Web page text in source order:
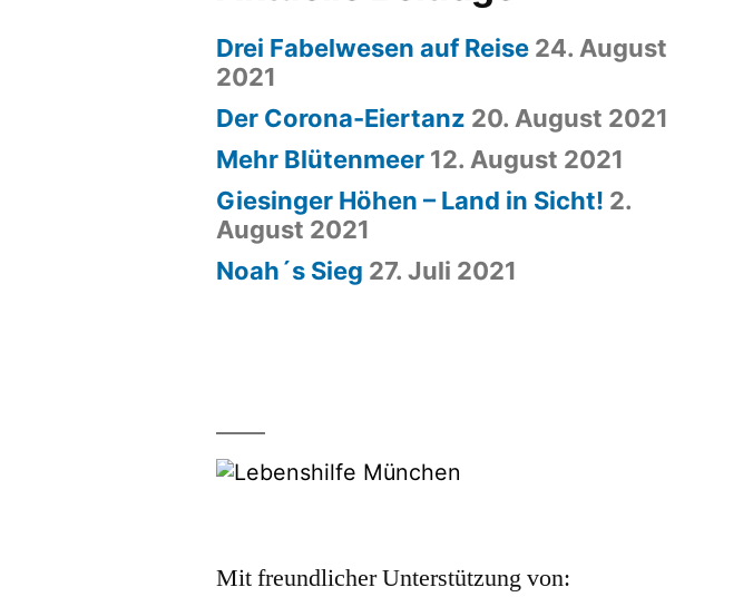
Drei Fabelwesen auf Reise 24. August
2021
Der Corona-Eiertanz 20. August 2021
Mehr Blütenmeer 12. August 2021
Giesinger Höhen – Land in Sicht! 2.
August 2021
Noah´s Sieg 27. Juli 2021
Mit freundlicher Unterstützung von: